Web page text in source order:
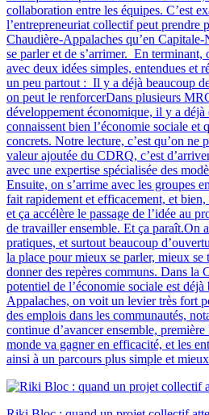
collaboration entre les équipes. C’est
l’entrepreneuriat collectif peut prendre
Chaudière-Appalaches qu’en
se parler et de s’arrimer. En terminant,
avec deux idées simples, entendues et
un peu partout : Il y a déjà beaucoup
on peut le renforcerDans plusieurs
développement économique, il y a déjà
connaissent bien l’économie sociale et
concrets. Notre lecture, c’est qu’on ne
valeur ajoutée du CDRQ, c’est
avec une expertise spécialisée des
Ensuite, on s’arrime avec les groupes
fait rapidement et efficacement, et
et ça accélère le passage de l’idée au
de travailler ensemble. Et ça paraît.On
pratiques, et surtout beaucoup
la place pour mieux se parler, mieux se
donner des repères communs. Dans la
potentiel de l’économie sociale est
Appalaches, on voit un levier très fort
des emplois dans les communautés,
continue d’avancer ensemble,
monde va gagner en efficacité, et les
ainsi à un parcours plus simple et